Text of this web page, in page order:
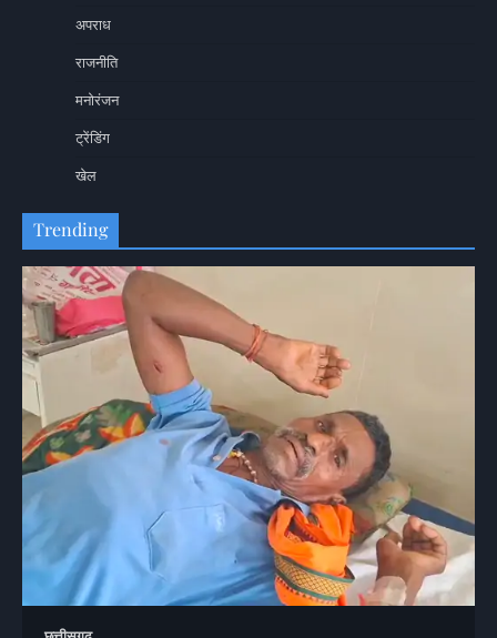
अपराध
राजनीति
मनोरंजन
ट्रेंडिंग
खेल
Trending